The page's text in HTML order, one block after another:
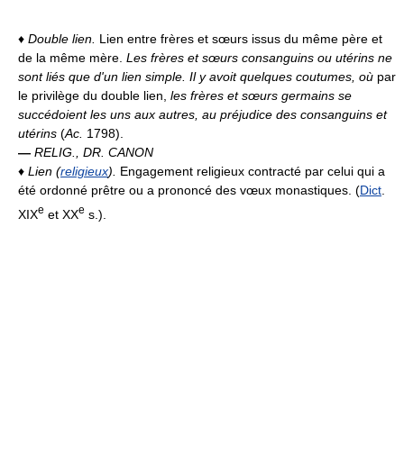
♦ Double lien. Lien entre frères et sœurs issus du même père et
de la même mère. Les frères et sœurs consanguins ou utérins ne
sont liés que d'un lien simple. Il y avoit quelques coutumes, où par
le privilège du double lien, les frères et sœurs germains se
succédoient les uns aux autres, au préjudice des consanguins et
utérins (Ac. 1798).
— RELIG., DR. CANON
♦ Lien (religieux). Engagement religieux contracté par celui qui a
été ordonné prêtre ou a prononcé des vœux monastiques. (Dict
XIXe et XXe s.).